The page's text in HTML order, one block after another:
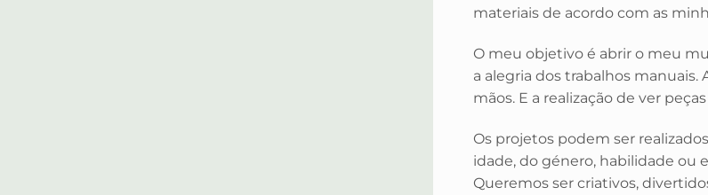
materiais de acordo com as
O meu objetivo é abrir o meu
a alegria dos trabalhos manuais.
mãos. E a realização de ver
Os projetos podem ser
idade, do género, habilidade ou
Queremos ser criativos,